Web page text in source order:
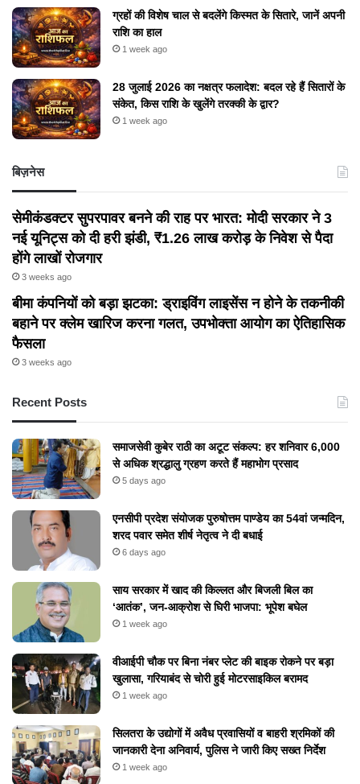
ग्रहों की विशेष चाल से बदलेंगे किस्मत के सितारे, जानें अपनी
राशि का हाल
1 week ago
28 जुलाई 2026 का नक्षत्र फलादेश: बदल रहे हैं सितारों के
संकेत, किस राशि के खुलेंगे तरक्की के द्वार?
1 week ago
बिज़नेस
सेमीकंडक्टर सुपरपावर बनने की राह पर भारत: मोदी सरकार ने 3
नई यूनिट्स को दी हरी झंडी, ₹1.26 लाख करोड़ के निवेश से पैदा
होंगे लाखों रोजगार
3 weeks ago
बीमा कंपनियों को बड़ा झटका: ड्राइविंग लाइसेंस न होने के तकनीकी
बहाने पर क्लेम खारिज करना गलत, उपभोक्ता आयोग का ऐतिहासिक
फैसला
3 weeks ago
Recent Posts
समाजसेवी कुबेर राठी का अटूट संकल्प: हर शनिवार 6,000
से अधिक श्रद्धालु ग्रहण करते हैं महाभोग प्रसाद
5 days ago
एनसीपी प्रदेश संयोजक पुरुषोत्तम पाण्डेय का 54वां जन्मदिन,
शरद पवार समेत शीर्ष नेतृत्व ने दी बधाई
6 days ago
​साय सरकार में खाद की किल्लत और बिजली बिल का
‘आतंक’, जन-आक्रोश से घिरी भाजपा: भूपेश बघेल
1 week ago
वीआईपी चौक पर बिना नंबर प्लेट की बाइक रोकने पर बड़ा
खुलासा, गरियाबंद से चोरी हुई मोटरसाइकिल बरामद
1 week ago
सिलतरा के उद्योगों में अवैध प्रवासियों व बाहरी श्रमिकों की
जानकारी देना अनिवार्य, पुलिस ने जारी किए सख्त निर्देश
1 week ago